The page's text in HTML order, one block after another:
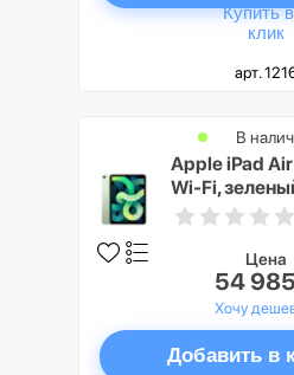
Купить
клик
арт.
Apple iPad
Wi-Fi,
В
Цена
54
Хочу
Добавить в